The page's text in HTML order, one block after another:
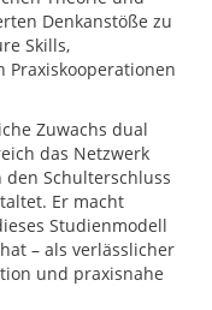
Denkanstöße zu
Skills,
Praxiskooperationen
Zuwachs dual
das Netzwerk
Schulterschluss
Er macht
Studienmodell
– als verlässlicher
und praxisnahe